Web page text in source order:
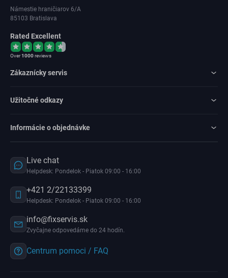
Námestie hraničiarov 6/A
85103 Bratislava
Rated Excellent
Over1000reviews
Zákaznícky servis
Užitočné odkazy
Informácie o objednávke
Live chat
Helpdesk: Pondelok - Piatok 09:00 - 16:00
+421 2/22133399
Helpdesk: Pondelok - Piatok 09:00 - 16:00
info@fixservis.sk
Zvyčajne odpovedáme do 24 hodín.
Centrum pomoci / FAQ